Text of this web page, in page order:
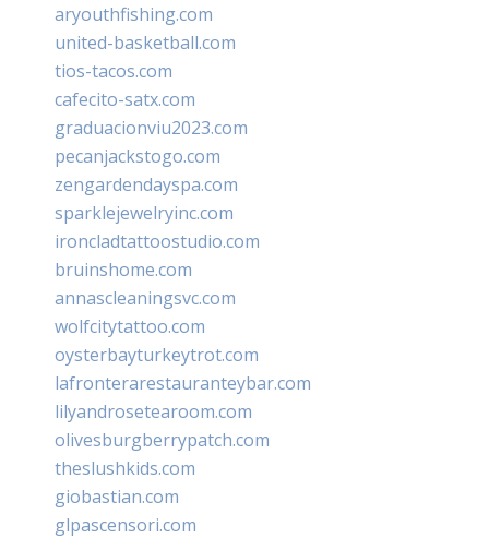
aryouthfishing.com
united-basketball.com
tios-tacos.com
cafecito-satx.com
graduacionviu2023.com
pecanjackstogo.com
zengardendayspa.com
sparklejewelryinc.com
ironcladtattoostudio.com
bruinshome.com
annascleaningsvc.com
wolfcitytattoo.com
oysterbayturkeytrot.com
lafronterarestauranteybar.com
lilyandrosetearoom.com
olivesburgberrypatch.com
theslushkids.com
giobastian.com
glpascensori.com